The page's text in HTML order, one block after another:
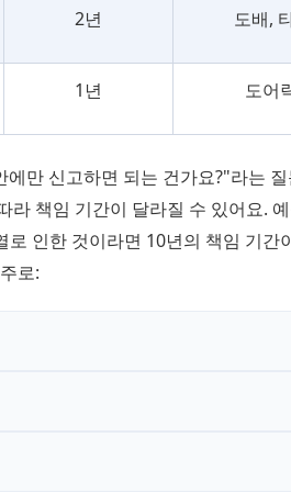
2년 도배,
1년 도어
만 신고하면 되는 건가요?"라는
라 책임 기간이 달라질 수 있어요.
인한 것이라면 10년의 책임 기간
로: